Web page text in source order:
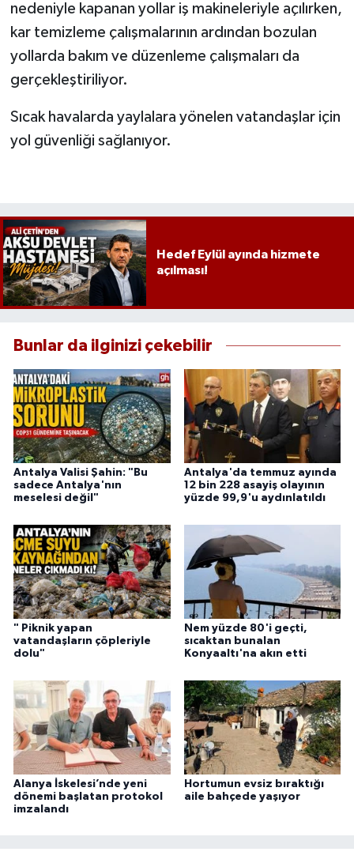
nedeniyle kapanan yollar iş makineleriyle açılırken,
kar temizleme çalışmalarının ardından bozulan
yollarda bakım ve düzenleme çalışmaları da
gerçekleştiriliyor.
Sıcak havalarda yaylalara yönelen vatandaşlar için
yol güvenliği sağlanıyor.
Hedef Eylül ayında hizmete
açılması!
Bunlar da ilginizi çekebilir
Antalya Valisi Şahin: "Bu
sadece Antalya'nın
meselesi değil"
Antalya'da temmuz ayında
12 bin 228 asayiş olayının
yüzde 99,9'u aydınlatıldı
" Piknik yapan
vatandaşların çöpleriyle
dolu"
Nem yüzde 80'i geçti,
sıcaktan bunalan
Konyaaltı'na akın etti
Alanya İskelesi’nde yeni
dönemi başlatan protokol
imzalandı
Hortumun evsiz bıraktığı
aile bahçede yaşıyor